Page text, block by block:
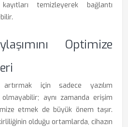
temizleyerek bağlantı
Optimize
artırmak için sadece yazılım
aynı zamanda erişim
etmek de büyük önem taşır.
olduğu ortamlarda, cihazın